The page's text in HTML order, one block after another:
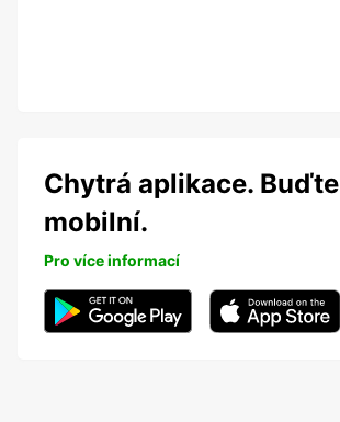
Chytrá aplikace. Buďte
mobilní.
Pro více informací